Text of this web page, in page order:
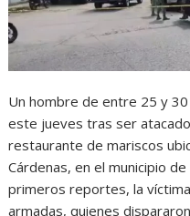
Un hombre de entre 25 y
este jueves tras ser
restaurante de mariscos
Cárdenas, en el municipio
primeros reportes, la
armadas, quienes